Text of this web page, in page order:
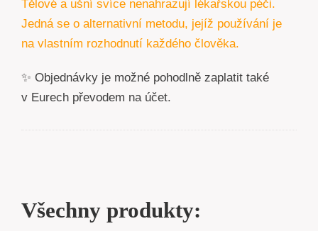
Tělové a ušní svíce nenahrazují lékařskou péči.
Jedná se o alternativní metodu, jejíž používání je
na vlastním rozhodnutí každého člověka.
✨ Objednávky je možné pohodlně zaplatit také
v Eurech převodem na účet.
Všechny produkty: